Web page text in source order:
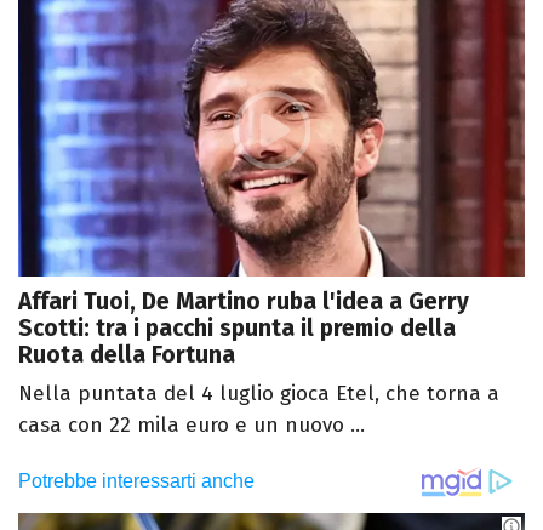
Affari Tuoi, De Martino ruba l'idea a Gerry
Scotti: tra i pacchi spunta il premio della
Ruota della Fortuna
Nella puntata del 4 luglio gioca Etel, che torna a
casa con 22 mila euro e un nuovo ...